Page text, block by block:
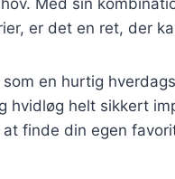
er det en ret, der
en hurtig
hvidløg helt sikkert
finde din egen